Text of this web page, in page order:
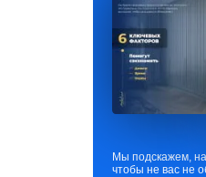
Мы подскажем,
чтобы не вас не